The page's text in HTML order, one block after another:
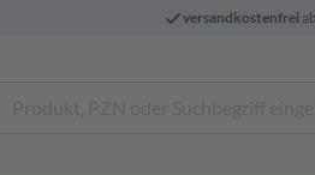
versandkostenfrei